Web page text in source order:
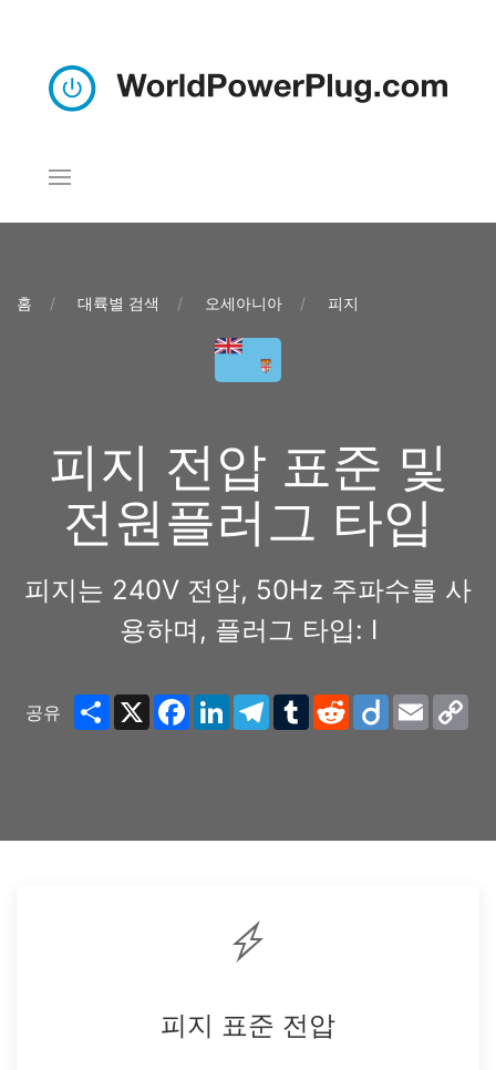
홈 대륙별 검색 오세아니아 피지
피지 전압 표준 및
전원플러그 타입
피지는 240V 전압, 50Hz 주파수를 사
용하며, 플러그 타입: I
공유 ShareX Facebook
LinkedInTelegram
TumblrRedditDiigo Email
피지 표준 전압